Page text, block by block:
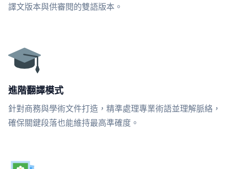
譯文版本與供審閱的雙語版本。
進階翻譯模式
針對商務與學術文件打造，精準處理專業術語並理解脈絡，
確保關鍵段落也能維持最高準確度。